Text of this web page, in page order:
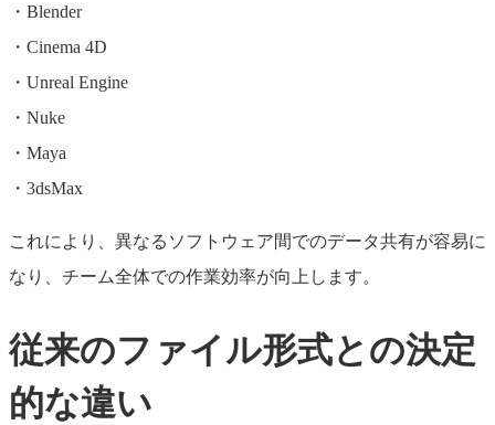
・Blender
・Cinema 4D
・Unreal Engine
・Nuke
・Maya
・3dsMax
これにより、異なるソフトウェア間でのデータ共有が容易に
なり、チーム全体での作業効率が向上します。
従来のファイル形式との決定
的な違い